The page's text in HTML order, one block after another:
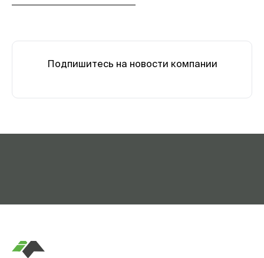
Подпишитесь на новости компании